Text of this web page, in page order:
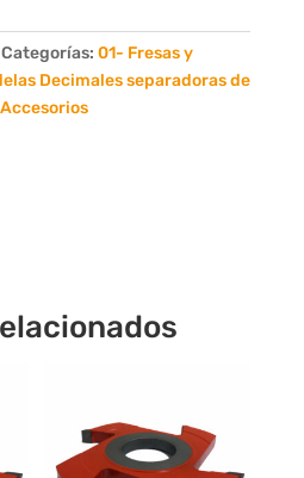
Categorías: 01- Fresas y
Decimales separadoras de